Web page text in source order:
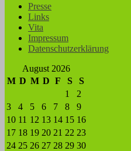
Presse
Links
Vita
Impressum
Datenschutzerklärung
August 2026
M D M D F S
S
1
2
3
4 5 6 7 8
9
10 11 12 13 14 15 16
17 18 19 20 21 22 23
24 25 26 27 28 29 30